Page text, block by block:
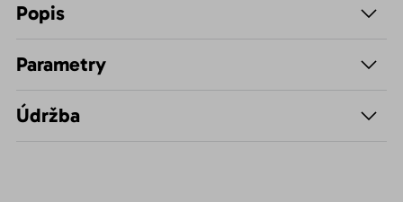
Popis
Parametry
Údržba